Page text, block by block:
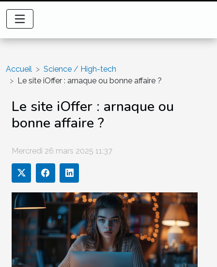
Accueil
Science / High-tech
Le site iOffer : arnaque ou bonne affaire ?
Le site iOffer : arnaque ou
bonne affaire ?
Mercredi 26 mars 2025 11:37